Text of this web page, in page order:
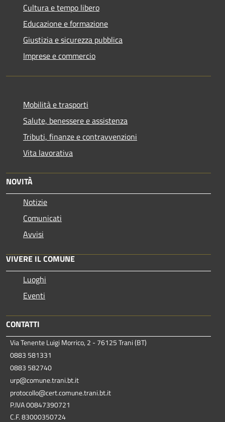
Cultura e tempo libero
Educazione e formazione
Giustizia e sicurezza pubblica
Imprese e commercio
Mobilità e trasporti
Salute, benessere e assistenza
Tributi, finanze e contravvenzioni
Vita lavorativa
NOVITÀ
Notizie
Comunicati
Avvisi
VIVERE IL COMUNE
Luoghi
Eventi
CONTATTI
Via Tenente Luigi Morrico, 2 - 76125 Trani (BT)
0883 581331
0883 582740
urp@comune.trani.bt.it
protocollo@cert.comune.trani.bt.it
P.IVA 00847390721
C.F. 83000350724